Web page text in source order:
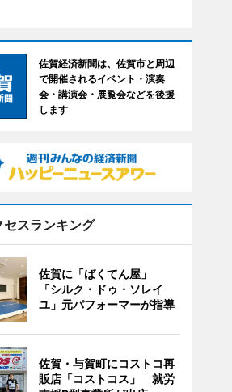
佐賀経済新聞は、佐賀市と周辺
で開催されるイベント・演奏
会・講演会・展覧会などを後援
します
セスランキング
佐賀に「ばくてん屋」
「シルク・ドゥ・ソレイ
ユ」元パフォーマーが指導
佐賀・与賀町にコストコ再
販店「コストコス」 就労